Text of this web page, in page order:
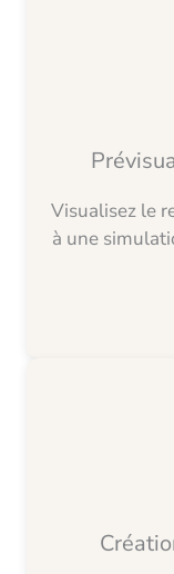
Visualisez le
à une